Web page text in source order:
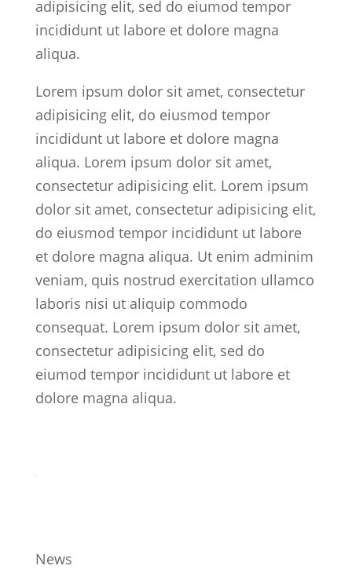
adipisicing elit, sed do eiumod tempor
incididunt ut labore et dolore magna
aliqua.
Lorem ipsum dolor sit amet, consectetur
adipisicing elit, do eiusmod tempor
incididunt ut labore et dolore magna
aliqua. Lorem ipsum dolor sit amet,
consectetur adipisicing elit. Lorem ipsum
dolor sit amet, consectetur adipisicing elit,
do eiusmod tempor incididunt ut labore
et dolore magna aliqua. Ut enim adminim
veniam, quis nostrud exercitation ullamco
laboris nisi ut aliquip commodo
consequat. Lorem ipsum dolor sit amet,
consectetur adipisicing elit, sed do
eiumod tempor incididunt ut labore et
dolore magna aliqua.
News